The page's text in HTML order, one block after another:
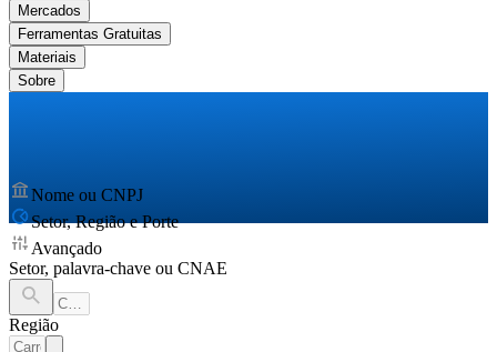
Mercados
Ferramentas Gratuitas
Materiais
Sobre
Nome ou CNPJ
Setor, Região e Porte
Avançado
Setor, palavra-chave ou CNAE
Região